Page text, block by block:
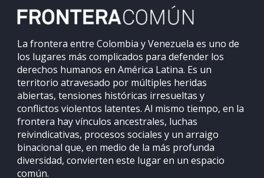
La frontera entre Colombia y Venezuela es uno de
los lugares más complicados para defender los
derechos humanos en América Latina. Es un
territorio atravesado por múltiples heridas
abiertas, tensiones históricas irresueltas y
conflictos violentos latentes. Al mismo tiempo, en la
frontera hay vínculos ancestrales, luchas
reivindicativas, procesos sociales y un arraigo
binacional que, en medio de la más profunda
diversidad, convierten este lugar en un espacio
común.